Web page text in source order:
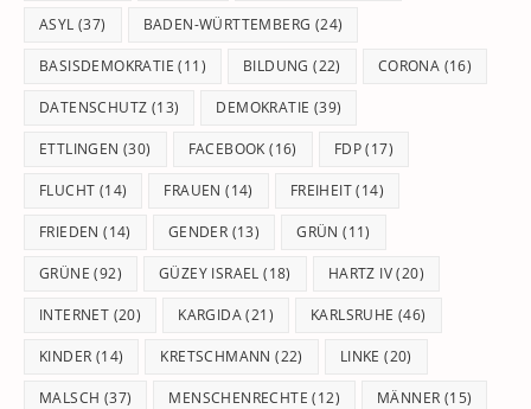
ASYL (37) BADEN-WÜRTTEMBERG (24)
BASISDEMOKRATIE (11) BILDUNG (22) CORONA (16)
DATENSCHUTZ (13) DEMOKRATIE (39)
ETTLINGEN (30) FACEBOOK (16) FDP(17)
FLUCHT (14) FRAUEN (14) FREIHEIT(14)
FRIEDEN (14) GENDER (13) GRÜN (11)
GRÜNE (92) GÜZEY ISRAEL (18) HARTZ IV(20)
INTERNET (20) KARGIDA(21) KARLSRUHE (46)
KINDER (14) KRETSCHMANN (22) LINKE (20)
MALSCH (37) MENSCHENRECHTE (12) MÄNNER (15)